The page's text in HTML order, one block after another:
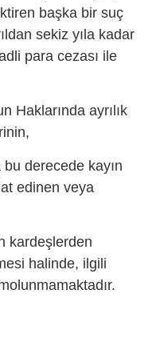
başka bir suç
sekiz yıla kadar
para cezası ile
Haklarında ayrılık
derecede kayın
edinen veya
kardeşlerden
halinde, ilgili